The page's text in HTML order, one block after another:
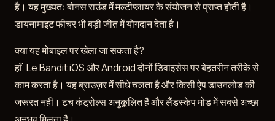
है। यह मुख्यतः बोनस राउंड में मल्टीप्लायर के संयोजन से प्राप्त होती है।
डायनामाइट फीचर भी बड़ी जीत में योगदान देता है।
क्या यह मोबाइल पर खेला जा सकता है?
हाँ, Le Bandit iOS और Android दोनों डिवाइसेस पर बेहतरीन तरीके से
काम करता है। यह ब्राउज़र में सीधे चलता है और किसी ऐप डाउनलोड की
जरूरत नहीं। टच कंट्रोल्स अनुकूलित हैं और लैंडस्केप मोड में सबसे अच्छा